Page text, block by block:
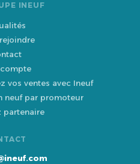
INEUF
vos ventes avec Ineuf
neuf par promoteur
partenaire